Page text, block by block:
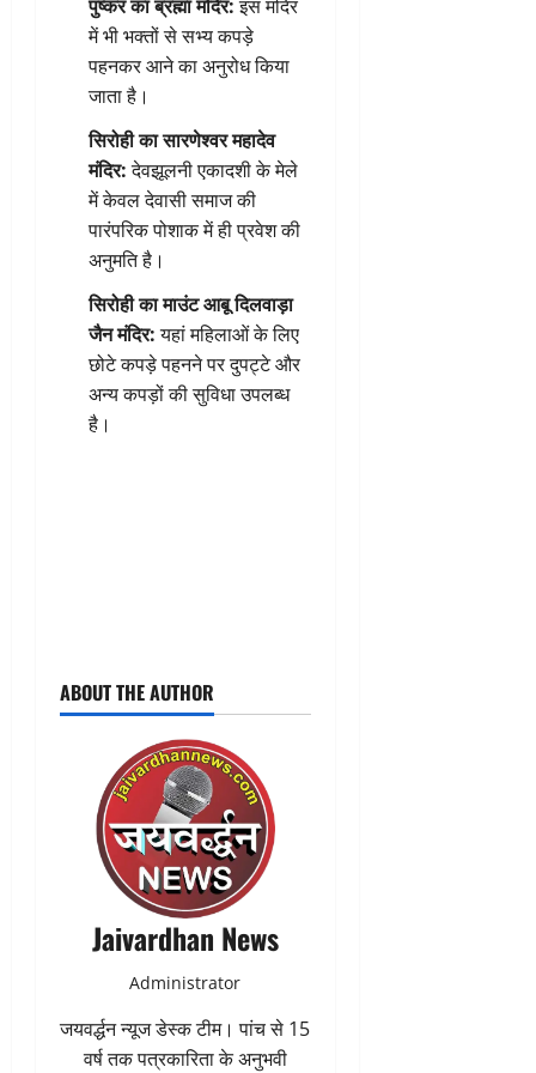
पुष्कर का ब्रह्मा मंदिर:इस मंदिर
में भी भक्तों से सभ्य कपड़े
पहनकर आने का अनुरोध किया
जाता है।
सिरोही का सारणेश्वर महादेव
मंदिर:देवझूलनी एकादशी के मेले
में केवल देवासी समाज की
पारंपरिक पोशाक में ही प्रवेश की
अनुमति है।
सिरोही का माउंट आबू दिलवाड़ा
जैन मंदिर:यहां महिलाओं के लिए
छोटे कपड़े पहनने पर दुपट्टे और
अन्य कपड़ों की सुविधा उपलब्ध
है।
ABOUT THE AUTHOR
Jaivardhan News
Administrator
जयवर्द्धन न्यूज डेस्क टीम। पांच से 15
वर्ष तक पत्रकारिता के अनुभवी